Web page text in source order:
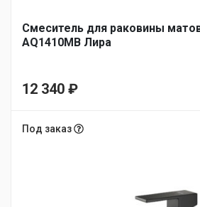
Смеситель для раковины
AQ1410MB Лира
12 340 ₽
Под заказ